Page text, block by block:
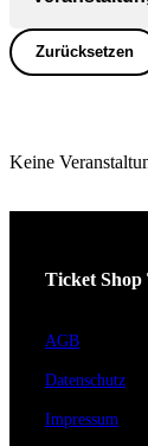
Zurücksetzen
Keine
Ticket
AGB
Datenschutz
Impressum